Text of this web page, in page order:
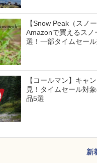
【Snow Peak（スノ
Amazonで買えるスノ
選！一部タイムセー
【コールマン】キャ
見！タイムセール対
品5選
新